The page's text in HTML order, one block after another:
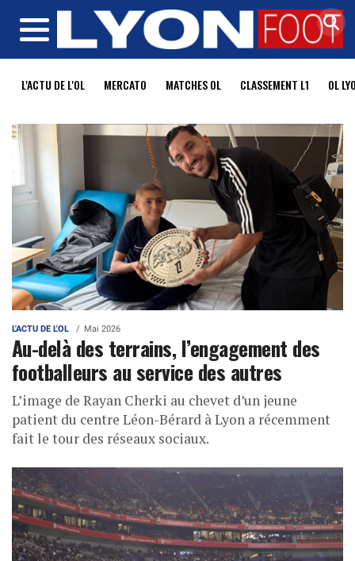
MENU
L'ACTU DE L'OL MERCATO MATCHES OL CLASSEMENT L1 OL
L'ACTU DE L'OL Mai 2026
Au-delà des terrains, l’engagement des
footballeurs au service des autres
L’image de Rayan Cherki au chevet d’un jeune
patient du centre Léon-Bérard à Lyon a récemment
fait le tour des réseaux sociaux.